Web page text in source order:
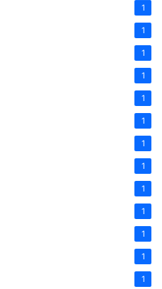
1
1
1
1
1
1
1
1
1
1
1
1
1